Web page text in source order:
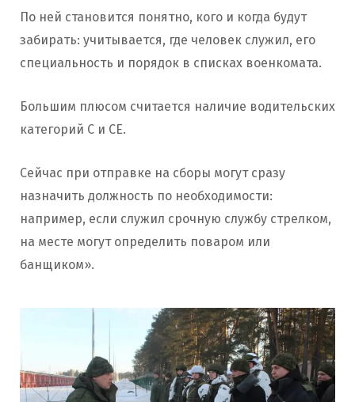
По ней становится понятно, кого и когда будут
забирать: учитывается, где человек служил, его
специальность и порядок в списках военкомата.
Большим плюсом считается наличие водительских
категорий C и CE.
Сейчас при отправке на сборы могут сразу
назначить должность по необходимости:
например, если служил срочную службу стрелком,
на месте могут определить поваром или
банщиком».